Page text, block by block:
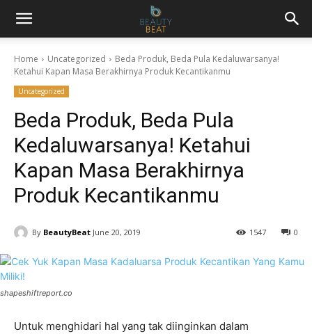
Home Uncategorized
Beda Produk, Beda Pula Kedaluwarsanya!
Ketahui Kapan Masa Berakhirnya Produk Kecantikanmu
Uncategorized
Beda Produk, Beda Pula
Kedaluwarsanya! Ketahui
Kapan Masa Berakhirnya
Produk Kecantikanmu
By BeautyBeat June 20, 2019 0
1547
shapeshiftreport.co
Untuk menghidari hal yang tak diinginkan dalam